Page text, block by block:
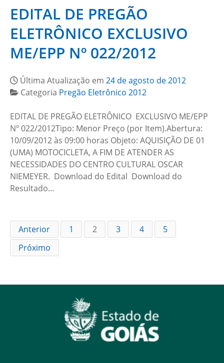
EDITAL DE PREGÃO
ELETRÔNICO EXCLUSIVO
ME/EPP Nº 022/2012
Última Atualização em 24 de agosto de 2012
Categoria Pregão Eletrônico 2012
EDITAL DE PREGÃO ELETRÔNICO EXCLUSIVO ME/EPP
Nº 022/2012Tipo: Menor Preço (por Item).Abertura:
10/09/2012 às 09:00 horas Objeto: AQUISIÇÃO DE 01
(UMA) MOTOCICLETA, A FIM DE ATENDER AS
NECESSIDADES DO CENTRO CULTURAL OSCAR
NIEMEYER. Download do Edital Download do
Resultado…
Anterior 1 2 3 4
5
Próximo